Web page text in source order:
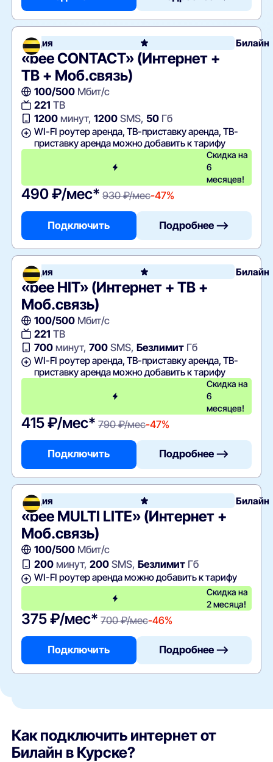
Акция Билайн
«bee CONTACT» (Интернет +
ТВ + Моб.связь)
100/500Мбит/с
221 ТВ
1200минут, 1200SMS, 50Гб
WI-FI роутер аренда, ТВ-приставку аренда, ТВ-
приставку аренда можно добавить к тарифу
Скидка на
6
месяцев!
490 ₽/мес* 930 ₽/мес-47%
Подключить Подробнее —>
Акция Билайн
«bee HIT» (Интернет + ТВ +
Моб.связь)
100/500Мбит/с
221 ТВ
700минут, 700SMS, БезлимитГб
WI-FI роутер аренда, ТВ-приставку аренда, ТВ-
приставку аренда можно добавить к тарифу
Скидка на
6
месяцев!
415 ₽/мес* 790 ₽/мес-47%
Подключить Подробнее —>
Акция Билайн
«bee MULTI LITE» (Интернет +
Моб.связь)
100/500Мбит/с
200минут, 200SMS, БезлимитГб
WI-FI роутер аренда можно добавить к тарифу
Скидка на
2 месяца!
375 ₽/мес* 700 ₽/мес-46%
Подключить Подробнее —>
Как подключить интернет от
Билайн в Курске?